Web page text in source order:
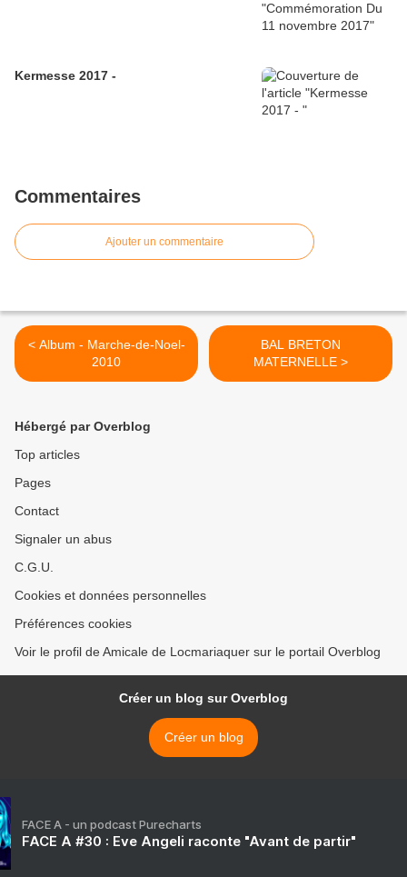
Kermesse 2017 -
Commentaires
Ajouter un commentaire
< Album - Marche-de-Noel-
2010
BAL BRETON
MATERNELLE >
Hébergé par Overblog
Top articles
Pages
Contact
Signaler un abus
C.G.U.
Cookies et données personnelles
Préférences cookies
Voir le profil de Amicale de Locmariaquer sur le portail Overblog
Créer un blog sur Overblog
Créer un blog
FACE A - un podcast Purecharts
FACE A #30 : Eve Angeli raconte "Avant de partir"